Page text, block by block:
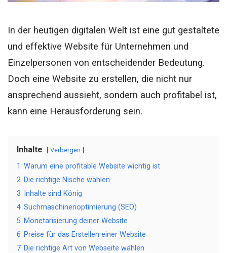
In der heutigen digitalen Welt ist eine gut gestaltete
und effektive Website für Unternehmen und
Einzelpersonen von entscheidender Bedeutung.
Doch eine Website zu erstellen, die nicht nur
ansprechend aussieht, sondern auch profitabel ist,
kann eine Herausforderung sein.
Inhalte Verbergen
1 Warum eine profitable Website wichtig ist
2 Die richtige Nische wählen
3
Inhalte sind König
4 Suchmaschinenoptimierung (SEO)
5 Monetarisierung deiner Website
6 Preise für das Erstellen einer Website
7 Die richtige Art von Webseite wählen